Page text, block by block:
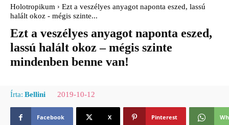
Holotropikum
Ezt a veszélyes anyagot naponta eszed, lassú
halált okoz - mégis szinte...
Ezt a veszélyes anyagot naponta eszed,
lassú halált okoz – mégis szinte
mindenben benne van!
Írta: Bellini 2019-10-12
Facebook X Pinterest